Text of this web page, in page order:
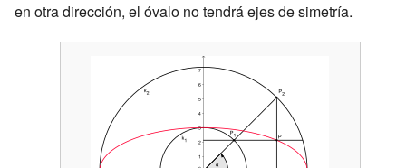
en otra dirección, el óvalo no tendrá ejes de simetría.